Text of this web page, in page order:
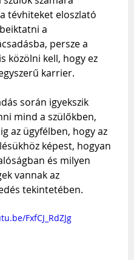
tévhiteket eloszlató
a
persze a
közölni kell, hogy ez
karrier.
során igyekszik
mind a szülőkben,
az ügyfélben, hogy az
képest, hogyan
és milyen
vannak az
tekintetében.
FxfCJ_RdZJg